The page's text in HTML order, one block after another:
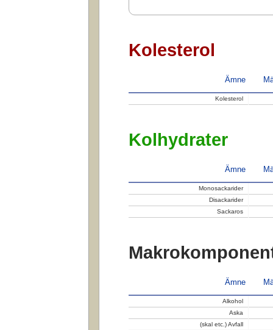
Kolesterol
Ämne
Kolesterol
Kolhydrater
Ämne
Monosackarider
Disackarider
Sackaros
Ämne
Alkohol
Aska
(skal etc.) Avfall